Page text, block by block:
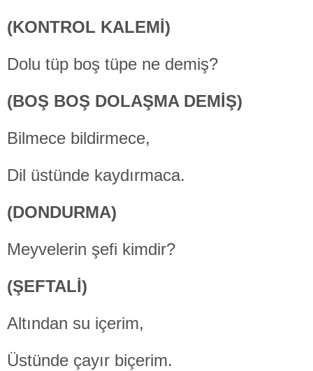
(KONTROL KALEMİ)
Dolu tüp boş tüpe ne demiş?
(BOŞ BOŞ DOLAŞMA DEMİŞ)
Bilmece bildirmece,
Dil üstünde kaydırmaca.
(DONDURMA)
Meyvelerin şefi kimdir?
(ŞEFTALİ)
Altından su içerim,
Üstünde çayır biçerim.